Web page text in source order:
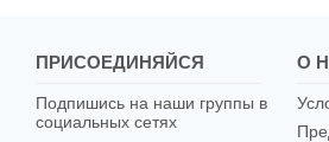
ПРИСОЕДИНЯЙСЯ
Подпишись на наши группы в
социальных сетях
О